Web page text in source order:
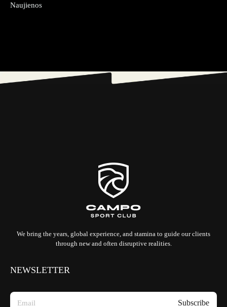
Naujienos
We bring the years, global experience, and stamina to guide our clients
through new and often disruptive realities.
NEWSLETTER